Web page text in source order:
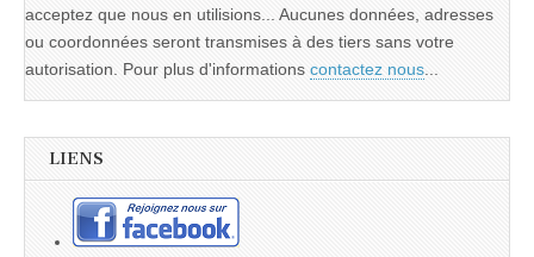
acceptez que nous en utilisions... Aucunes données, adresses
ou coordonnées seront transmises à des tiers sans votre
autorisation. Pour plus d'informations contactez nous...
LIENS